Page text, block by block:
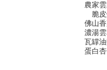
農家
脆
佛山
濃湯
瓦罉
蛋白